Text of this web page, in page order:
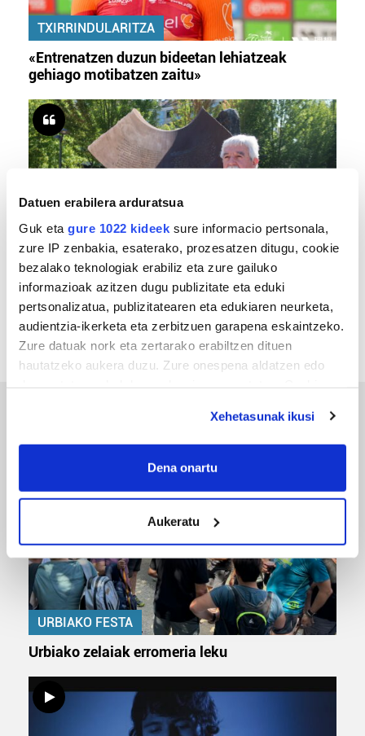
Datuen erabilera arduratsua
Guk eta gure 1022 kideek sure informacio pertsonala,
zure IP zenbakia, esaterako, prozesatzen ditugu, cookie
bezalako teknologiak erabiliz eta zure gailuko
informazioak azitzen dugu publizitate eta eduki
pertsonalizatua, publizitatearen eta edukiaren neurketa,
audientzia-ikerketa eta zerbitzuen garapena eskaintzeko.
Zure datuak nork eta zertarako erabiltzen dituen
hautatzeko aukera duzu. Zure onespena aldatzen edo
If you allow, we would also like to:
Collect information about your geographical
meters
Identify your device by actively scanning it for
specific characteristics (fingerprinting)
Find out more about how your personal data is processed
and set your preferences in thedetails section.
Guk eta gure bazkideek zure datu pertsonalak
prozesatzen ditugu, zure IP zenbakia, besteak beste,
neurtzeko, jendeari buruzko informazioa biltzeko eta
produktuak garatzeko. Zure datuak nork eta zertarako
Xehetasunak ikusi
Dena onartu
Aukeratu
TXIRRINDULARITZA
«Entrenatzen duzun bideetan lehiatzeak
gehiago motibatzen zaitu»
MEMORIA HISTORIKOA
«Gai tabua izan da etxe gehienetan, jendeak
azkeneko momentuan hitz egin du»
URBIAKO FESTA
Urbiako zelaiak erromeria leku